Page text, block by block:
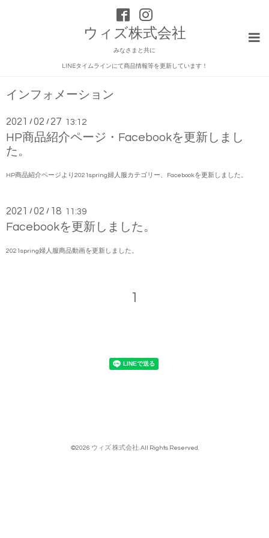
ウィズ株式会社
みなさまと共に
LINEタイムラインにて商品情報等を更新しています！
インフォメーション
2021 /02 / 27 13:12
HP商品紹介ページ・Facebookを更新しまし
た。
HP商品紹介ページより2021spring婦人服カテゴリー、Facebookを更新しました。
2021 /02 / 18 11:39
Facebookを更新しました。
2021spring婦人服商品動画を更新しました。
1
©2026 ウィズ 株式会社 . All Rights Reserved.